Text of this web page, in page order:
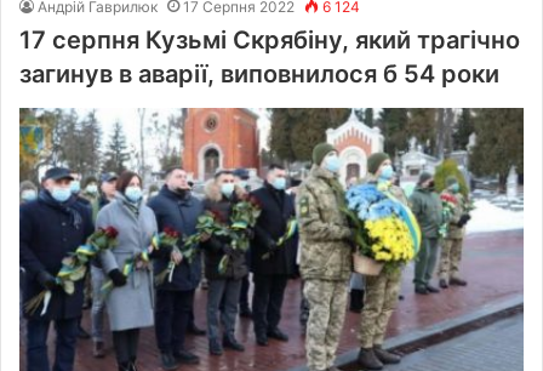
Андрій Гаврилюк 17 Серпня 2022 6 124
17 серпня Кузьмі Скрябіну, який трагічно
загинув в аварії, виповнилося б 54 роки